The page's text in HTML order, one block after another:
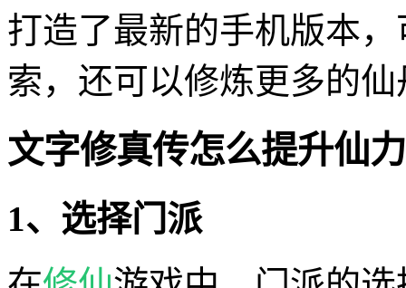
打造了最新的手机版本
索，还可以修炼更多的
文字修真传怎么提升仙力
1、选择门派